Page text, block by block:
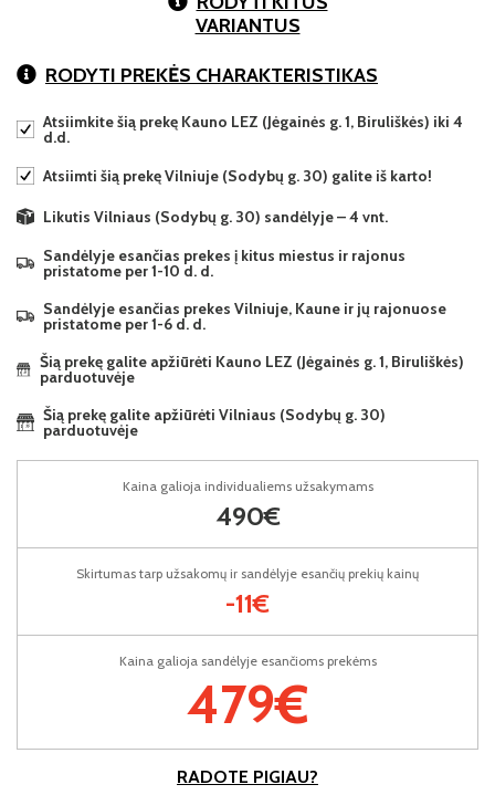
VARIANTUS
RODYTI PREKĖS CHARAKTERISTIKAS
Atsiimkite šią prekę Kauno LEZ (Jėgainės g. 1, Biruliškės) iki 4
d.d.
Atsiimti šią prekę Vilniuje (Sodybų g. 30) galite iš karto!
Likutis Vilniaus (Sodybų g. 30) sandėlyje – 4 vnt.
Sandėlyje esančias prekes į kitus miestus ir rajonus
pristatome per 1-10 d. d.
Sandėlyje esančias prekes Vilniuje, Kaune ir jų rajonuose
pristatome per 1-6 d. d.
Šią prekę galite apžiūrėti Kauno LEZ (Jėgainės g. 1, Biruliškės)
parduotuvėje
Šią prekę galite apžiūrėti Vilniaus (Sodybų g. 30)
parduotuvėje
Kaina galioja sandėlyje esančioms prekėms
479€
Kaina galioja individualiems užsakymams
490€
Skirtumas tarp užsakomų ir sandėlyje esančių prekių kainų
-11€
RADOTE PIGIAU?